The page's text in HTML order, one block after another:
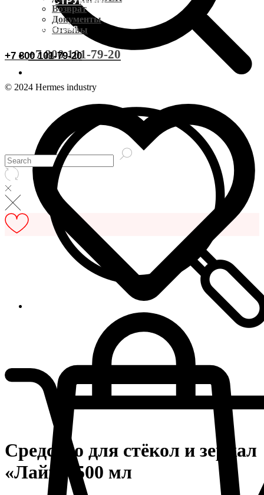
ОСТАВИТЬ ОТЗЫВ
+7 800 101-79-20
Доставка CDEK
Документы
Возврат
Документы
Отзывы
+7 800 101-79-20
© 2024 Hermes industry
Средство для стёкол и зеркал
«Лайм» 500 мл